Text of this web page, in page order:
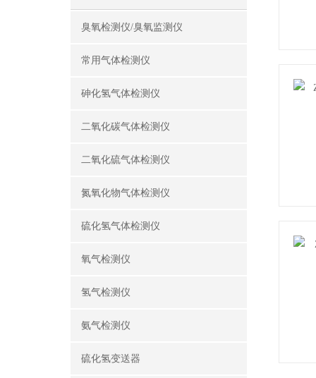
臭氧检测仪/臭氧监测仪
常用气体检测仪
砷化氢气体检测仪
二氧化碳气体检测仪
二氧化硫气体检测仪
氮氧化物气体检测仪
硫化氢气体检测仪
氧气检测仪
氢气检测仪
氨气检测仪
硫化氢变送器